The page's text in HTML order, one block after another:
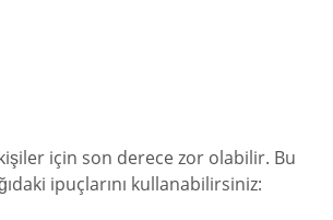
için son derece zor olabilir. Bu
ipuçlarını kullanabilirsiniz: